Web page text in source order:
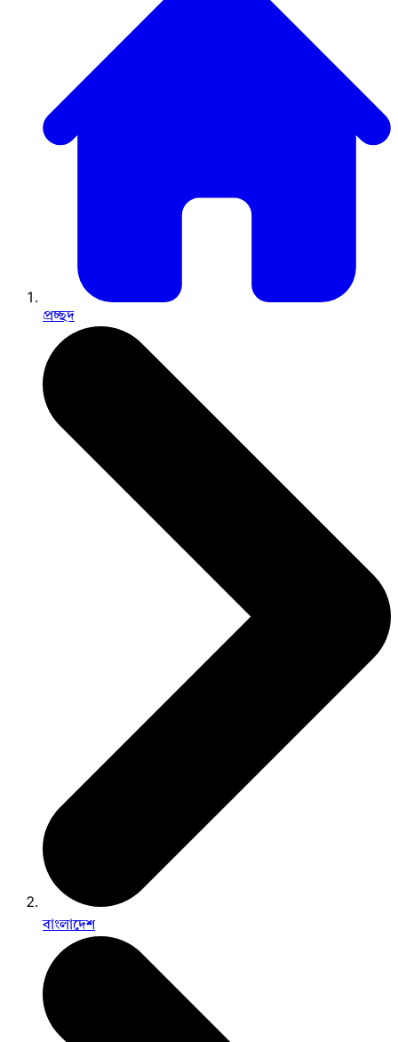
প্রচ্ছদ
বাংলাদেশ